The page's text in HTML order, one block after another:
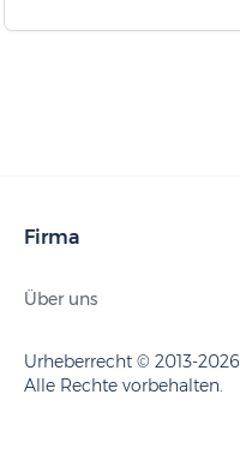
Firma
Über uns
Urheberrecht © 2013-2026
Alle Rechte vorbehalten.